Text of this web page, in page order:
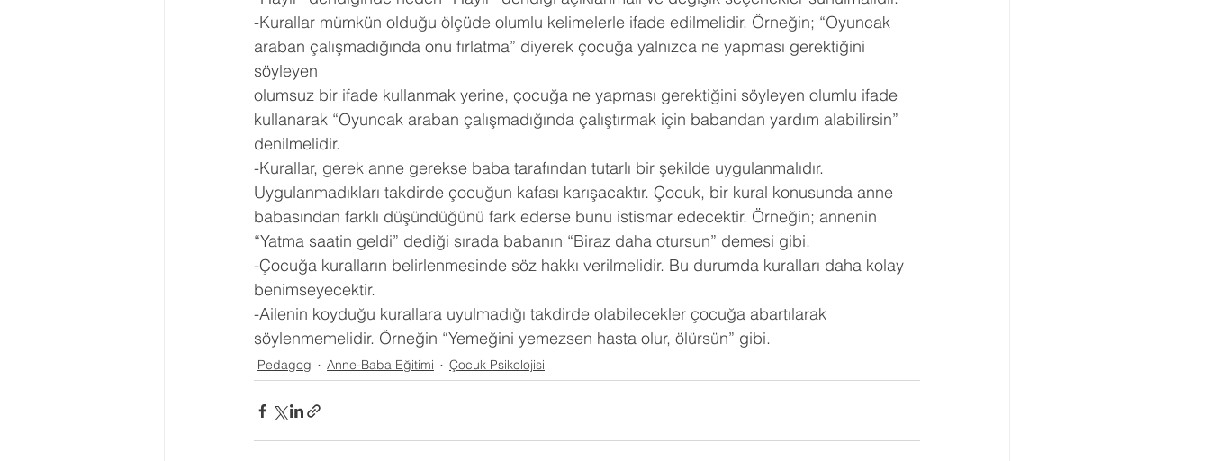
-Kurallar mümkün olduğu ölçüde olumlu kelimelerle ifade edilmelidir. Örneğin; “Oyuncak
araban çalışmadığında onu fırlatma” diyerek çocuğa yalnızca ne yapması gerektiğini
söyleyen
olumsuz bir ifade kullanmak yerine, çocuğa ne yapması gerektiğini söyleyen olumlu ifade
kullanarak “Oyuncak araban çalışmadığında çalıştırmak için babandan yardım alabilirsin”
denilmelidir.
-Kurallar, gerek anne gerekse baba tarafından tutarlı bir şekilde uygulanmalıdır.
Uygulanmadıkları takdirde çocuğun kafası karışacaktır. Çocuk, bir kural konusunda anne
babasından farklı düşündüğünü fark ederse bunu istismar edecektir. Örneğin; annenin
“Yatma saatin geldi” dediği sırada babanın “Biraz daha otursun” demesi gibi.
-Çocuğa kuralların belirlenmesinde söz hakkı verilmelidir. Bu durumda kuralları daha kolay
benimseyecektir.
-Ailenin koyduğu kurallara uyulmadığı takdirde olabilecekler çocuğa abartılarak
söylenmemelidir. Örneğin “Yemeğini yemezsen hasta olur, ölürsün” gibi.
Pedagog Anne-Baba Eğitimi Çocuk Psikolojisi